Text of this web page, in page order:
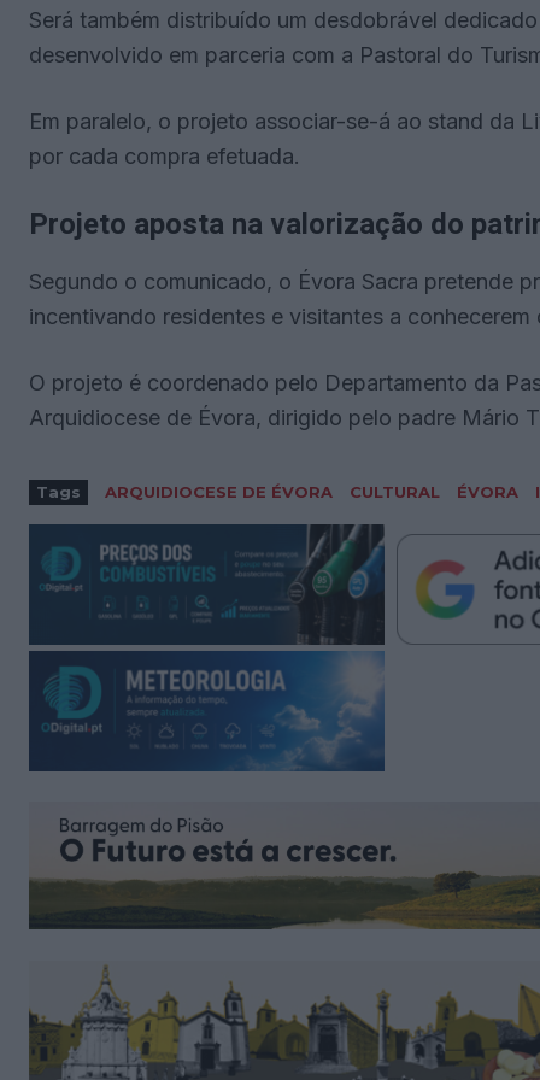
Será também distribuído um desdobrável
desenvolvido em parceria com a Pastoral do
Em paralelo, o projeto associar-se-á ao stand da
por cada compra efetuada.
Projeto aposta na valorização do
Segundo o comunicado, o Évora Sacra pretende
incentivando residentes e visitantes a
O projeto é coordenado pelo Departamento da
Arquidiocese de Évora, dirigido pelo padre Mário
Tags ARQUIDIOCESE DE ÉVORA CULTURAL ÉVORA